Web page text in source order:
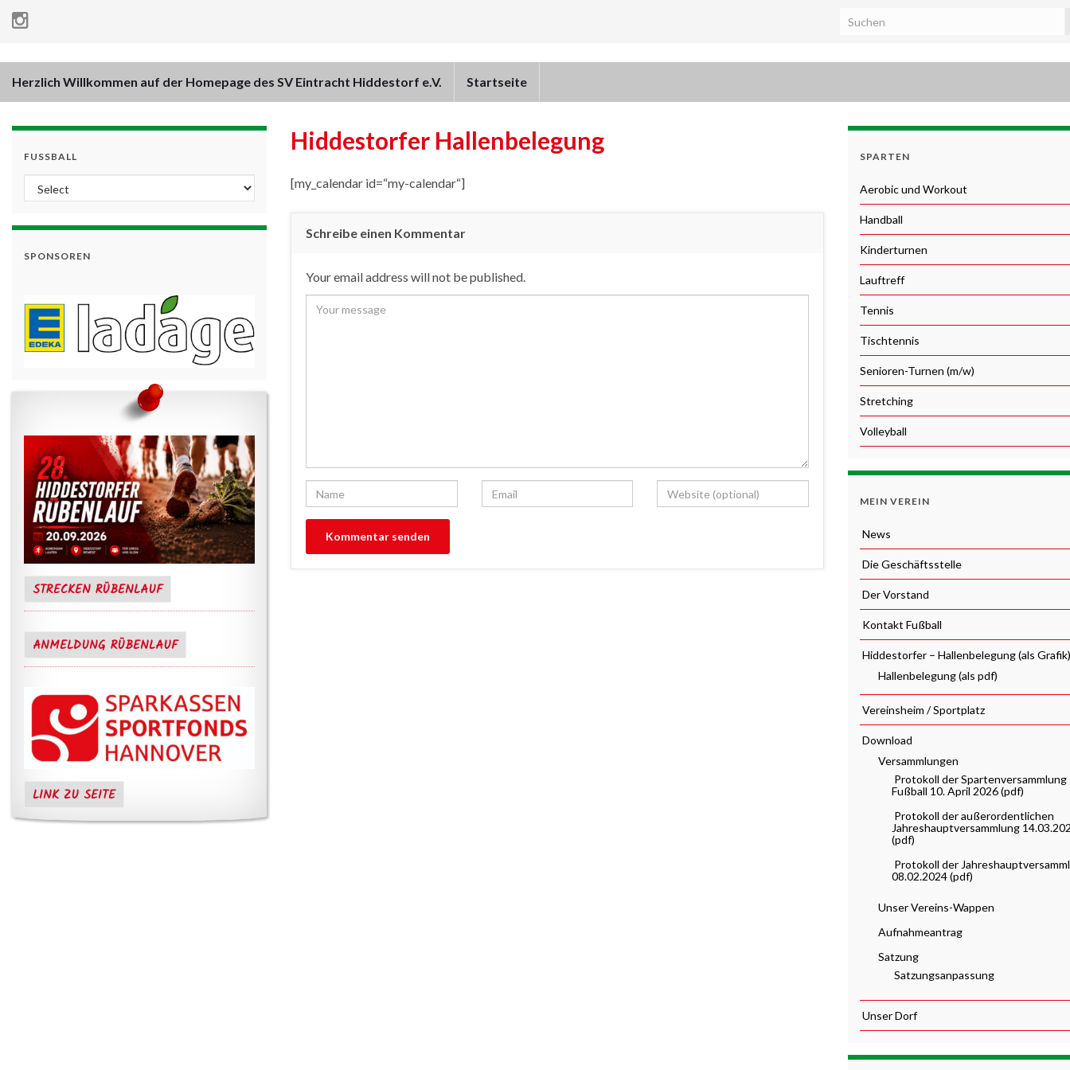
Herzlich Willkommen auf der Homepage des SV Eintracht Hiddestorf e.V. Startseite
FUSSBALL
SPONSOREN
STRECKEN RÜBENLAUF
ANMELDUNG RÜBENLAUF
LINK ZU SEITE
Hiddestorfer Hallenbelegung
[my_calendar id=“my-calendar“]
Schreibe einen Kommentar
Your email address will not be published.
SPARTEN
Aerobic und Workout
Handball
Kinderturnen
Lauftreff
Tennis
Tischtennis
Senioren-Turnen (m/w)
Stretching
Volleyball
MEIN VEREIN
News
Die Geschäftsstelle
Der Vorstand
Kontakt Fußball
Hiddestorfer – Hallenbelegung (als Grafik)
Hallenbelegung (als pdf)
Vereinsheim / Sportplatz
Download
Versammlungen
Protokoll der Spartenversammlung
Fußball 10. April 2026 (pdf)
Protokoll der außerordentlichen
Jahreshauptversammlung
(pdf)
Protokoll der
08.02.2024 (pdf)
Unser Vereins-Wappen
Aufnahmeantrag
Satzung
Satzungsanpassung
Unser Dorf